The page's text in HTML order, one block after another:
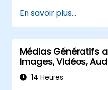
Vertex AI, et appliquer
responsable.
En savoir plus...
Médias Génératifs
Images, Vidéos,
14 Heures